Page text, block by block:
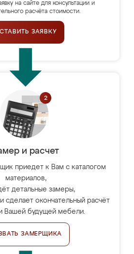
на сайте для консультации и
расчёта стоимости.
ЗАЯВКУ
и расчет
приедет к Вам с каталогом
материалов,
детальные замеры,
сделает окончательный расчёт
Вашей будущей мебели.
ЗАМЕРЩИКА